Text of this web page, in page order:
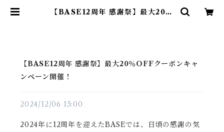
【BASE12周年 感謝祭】最大20％
【BASE12周年 感謝祭】最大20％OFFクーポンキャ
ンペーン開催！
2024/12/06 15:00
2024年に12周年を迎えたBASEでは、日頃の感謝の気